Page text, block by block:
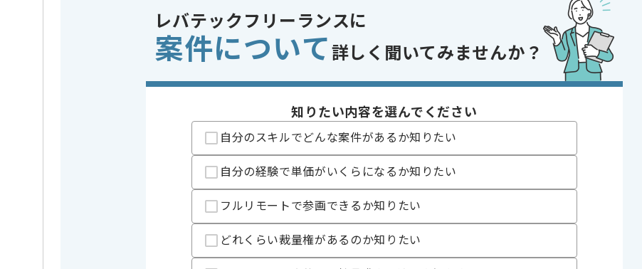
精算条件
精算基準時間
160時間〜180時間
リモートワーク：初日からフルリモートを想定しております。
レバテックフリーランスに
案件について 詳しく聞いてみませんか？
知りたい内容を選んでください
自分のスキルでどんな案件があるか知りたい
自分の経験で単価がいくらになるか知りたい
フルリモートで参画できるか知りたい
どれくらい裁量権があるのか知りたい